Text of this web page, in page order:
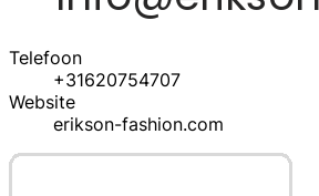
Telefoon
+31620754707
Website
erikson-fashion.com